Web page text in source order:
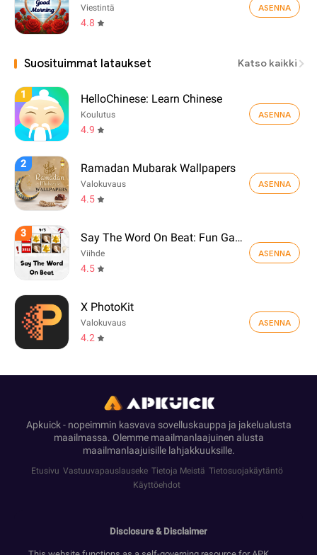
Viestintä
4.8
ASENNA
Suosituimmat lataukset Katso kaikki
1 HelloChinese: Learn Chinese
Koulutus
4.9
ASENNA
2 Ramadan Mubarak Wallpapers
Valokuvaus
4.5
ASENNA
3 Say The Word On Beat: Fun Game
Viihde
4.5
ASENNA
X PhotoKit
Valokuvaus
4.2
ASENNA
Apkuick - nopeimmin kasvava sovelluskauppa ja jakelualusta
maailmassa. Olemme maailmanlaajuinen alusta
maailmanlaajuisille lahjakkuuksille.
Etusivu Vastuuvapauslauseke Tietoja Meistä Tietosuojakäytäntö
Käyttöehdot
Disclosure & Disclaimer